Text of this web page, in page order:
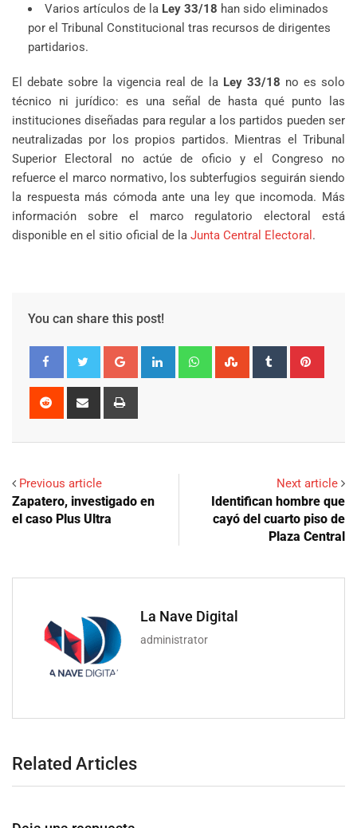
Varios artículos de la Ley 33/18 han sido eliminados
por el Tribunal Constitucional tras recursos de dirigentes
partidarios.
El debate sobre la vigencia real de la Ley 33/18 no es solo
técnico ni jurídico: es una señal de hasta qué punto las
instituciones diseñadas para regular a los partidos pueden ser
neutralizadas por los propios partidos. Mientras el Tribunal
Superior Electoral no actúe de oficio y el Congreso no
refuerce el marco normativo, los subterfugios seguirán siendo
la respuesta más cómoda ante una ley que incomoda. Más
información sobre el marco regulatorio electoral está
disponible en el sitio oficial de la Junta Central Electoral .
You can share this post!
Google+ LinkedIn WhatsappStumbleUpon
Tumblr
Reddit
Share
Previous article
Zapatero, investigado en
el caso Plus Ultra
Next article
Identifican hombre que
cayó del cuarto piso de
Plaza Central
La Nave Digital
administrator
Related Articles